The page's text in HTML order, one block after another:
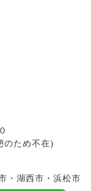
のため不在)
・湖西市・浜松市